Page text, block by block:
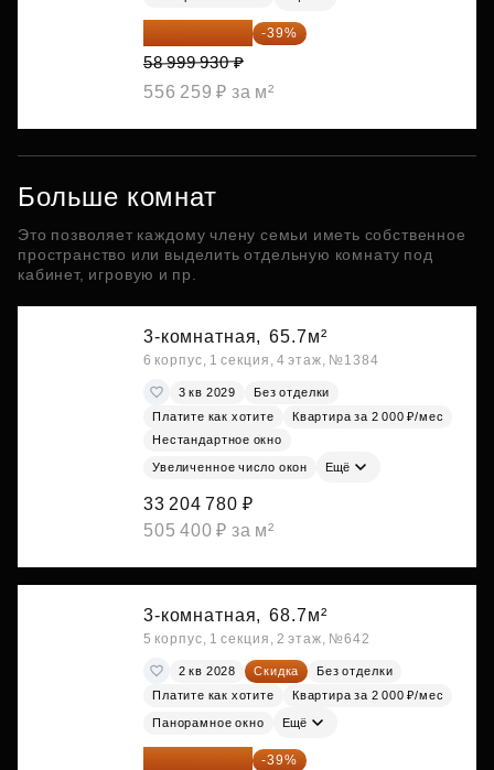
35 989 957 ₽ -39%
58 999 930 ₽
556 259 ₽ за м²
Больше комнат
Это позволяет каждому члену семьи иметь собственное
пространство или выделить отдельную комнату под
кабинет, игровую и пр.
3-комнатная, 65.7м²
6 корпус, 1 секция, 4 этаж, №1384
3 кв 2029
Без отделки
Платите как хотите
Квартира за 2 000 ₽/мес
Нестандартное окно
Увеличенное число окон Ещё
33 204 780 ₽
505 400 ₽ за м²
3-комнатная, 68.7м²
5 корпус, 1 секция, 2 этаж, №642
2 кв 2028 Скидка
Без отделки
Платите как хотите
Квартира за 2 000 ₽/мес
Панорамное окно Ещё
34 317 642 ₽ -39%